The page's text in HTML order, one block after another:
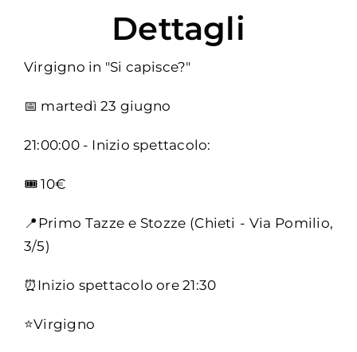
Dettagli
Virgigno in "Si capisce?"
📅 martedì 23 giugno
21:00:00 - Inizio spettacolo:
🎟️ 10€
📍Primo Tazze e Stozze (Chieti - Via Pomilio,
3/5)
⏰Inizio spettacolo ore 21:30
⭐Virgigno